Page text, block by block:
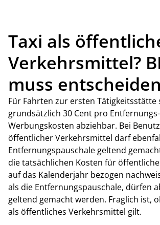
Taxi als
Verkehrsmittel?
muss entscheiden
Für Fahrten zur ersten Tätigkeitsstätte
grundsätzlich 30 Cent pro
Werbungskosten abziehbar. Bei
öffentlicher Verkehrsmittel darf
Entfernungspauschale geltend
die tatsächlichen Kosten für
auf das Kalenderjahr bezogen
als die Entfernungspauschale, dürfen
geltend gemacht werden. Fraglich ist,
als öffentliches Verkehrsmittel gilt.